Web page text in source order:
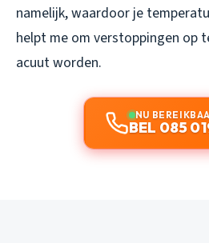
namelijk, waardoor je
helpt me om verstoppingen op
acuut worden.
NU
BEL 085